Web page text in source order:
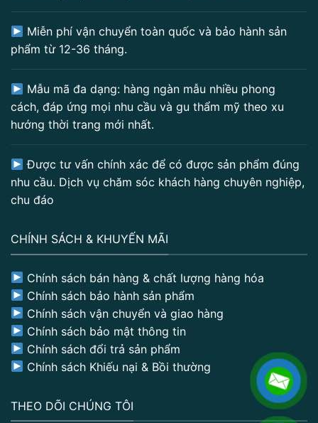
Miễn phí vận chuyển toàn quốc và bảo hành sản
phẩm từ 12-36 tháng.
Mẫu mã đa dạng: hàng ngàn mẫu nhiều phong
cách, đáp ứng mọi nhu cầu và gu thẩm mỹ theo xu
hướng thời trang mới nhất.
Được tư vấn chính xác để có được sản phẩm đúng
nhu cầu. Dịch vụ chăm sóc khách hàng chuyên nghiệp,
chu đáo
CHÍNH SÁCH & KHUYẾN MÃI
Chính sách bán hàng & chất lượng hàng hóa
Chính sách bảo hành sản phẩm
Chính sách vận chuyển và giao hàng
Chính sách bảo mật thông tin
Chính sách đổi trả sản phẩm
Chính sách Khiếu nại & Bồi thường
THEO DÕI CHÚNG TÔI